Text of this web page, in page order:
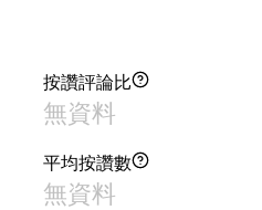
按讚評論比
無資料
平均按讚數
無資料